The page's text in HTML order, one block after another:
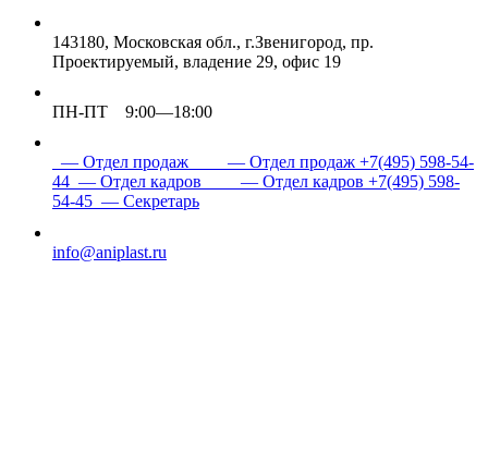
143180, Московская обл., г.Звенигород, пр.
Проектируемый, владение 29, офис 19
ПН-ПТ 9:00—18:00
— Отдел продаж — Отдел продаж +7(495) 598-54-
44 — Отдел кадров — Отдел кадров +7(495) 598-
54-45 — Секретарь
info@aniplast.ru